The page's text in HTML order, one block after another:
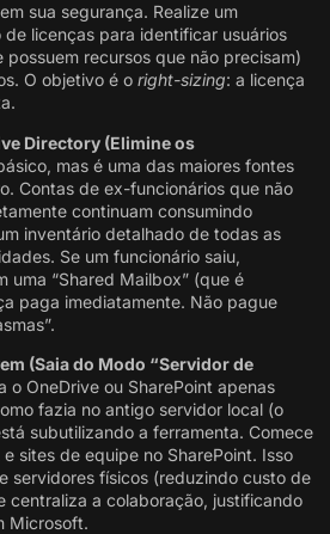
sua segurança. Realize um
licenças para identificar usuários
possuem recursos que não precisam)
O objetivo é o right-sizing: a licença
Directory (Elimine os
mas é uma das maiores fontes
Contas de ex-funcionários que não
continuam consumindo
inventário detalhado de todas as
Se um funcionário saiu,
uma “Shared Mailbox” (que é
paga imediatamente. Não pague
(Saia do Modo “Servidor de
o OneDrive ou SharePoint apenas
fazia no antigo servidor local (o
subutilizando a ferramenta. Comece
sites de equipe no SharePoint. Isso
servidores físicos (reduzindo custo de
centraliza a colaboração, justificando
Microsoft.